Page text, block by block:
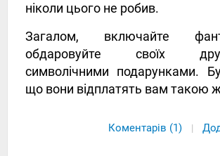
ніколи цього не робив.
Загалом, включайте
обдаровуйте своїх
символічними подарунками.
що вони відплатять вам такою
Коментарів (1) |